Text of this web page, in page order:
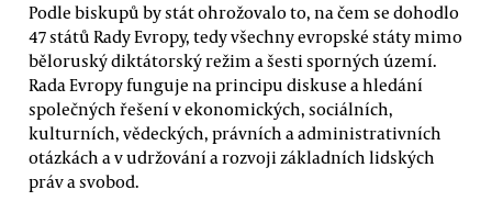
Podle biskupů by stát ohrožovalo to, na čem se dohodlo
47 států Rady Evropy, tedy všechny evropské státy mimo
běloruský diktátorský režim a šesti sporných území.
Rada Evropy funguje na principu diskuse a hledání
společných řešení v ekonomických, sociálních,
kulturních, vědeckých, právních a administrativních
otázkách a v udržování a rozvoji základních lidských
práv a svobod.